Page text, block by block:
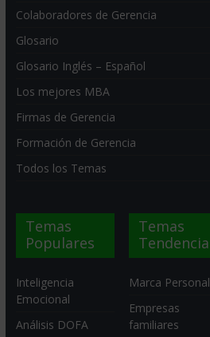
Colaboradores de Gerencia
Glosario
Glosario Inglés – Español
Los mejores MBA
Firmas de Gerencia
Formación de Gerencia
Todos los Temas
Temas
Populares
Inteligencia
Emocional
Análisis DOFA
Temas
Tendencia
Marca Personal
Empresas
familiares